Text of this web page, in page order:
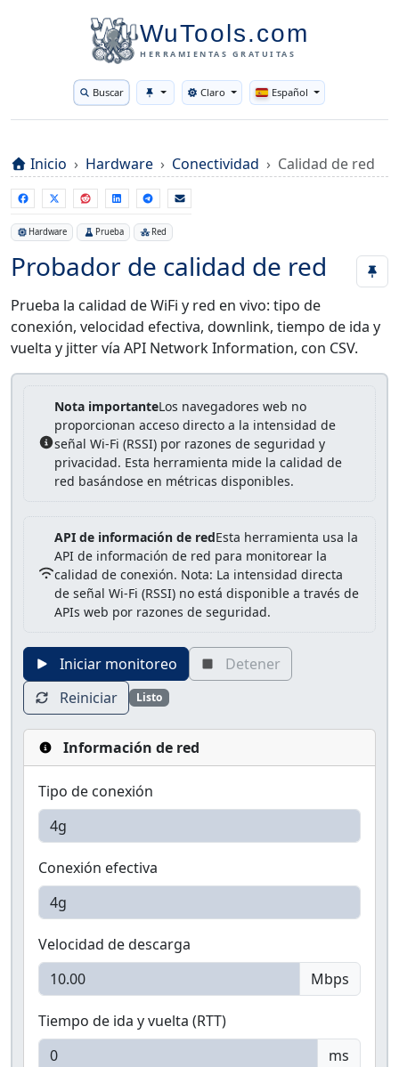
WuTools.com
HERRAMIENTAS GRATUITAS
Buscar Toggle theme
Claro Español
Inicio Hardware Conectividad Calidad de red
Hardware Prueba Red
Probador de calidad de red
Prueba la calidad de WiFi y red en vivo: tipo de
conexión, velocidad efectiva, downlink, tiempo de ida y
vuelta y jitter vía API Network Information, con CSV.
Nota importanteLos navegadores web no
proporcionan acceso directo a la intensidad de
señal Wi-Fi (RSSI) por razones de seguridad y
privacidad. Esta herramienta mide la calidad de
red basándose en métricas disponibles.
API de información de redEsta herramienta usa la
API de información de red para monitorear la
calidad de conexión. Nota: La intensidad directa
de señal Wi-Fi (RSSI) no está disponible a través de
APIs web por razones de seguridad.
Iniciar monitoreo
Detener
Reiniciar
Listo
Información de red
Tipo de conexión
Conexión efectiva
Velocidad de descarga
Mbps
Tiempo de ida y vuelta (RTT)
ms